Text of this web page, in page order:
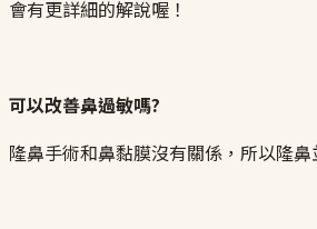
會有更詳細的解說喔！
可以改善鼻過敏嗎?
隆鼻手術和鼻黏膜沒有關係，所以隆